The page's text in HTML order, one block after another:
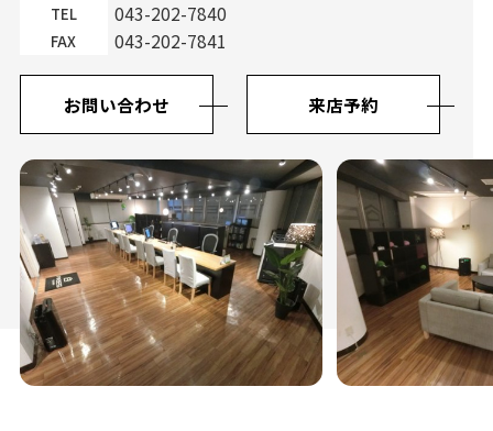
TEL 043-202-7840
FAX 043-202-7841
お問い合わせ 来店予約